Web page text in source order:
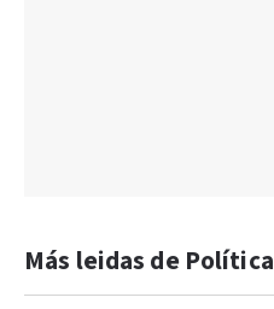
Más leidas de Política